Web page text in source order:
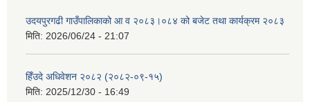
उदयपुरगढी गाउँपालिकाको आ व २०८३।०८४ को बजेट तथा कार्यक्रम २०८३
मिति: 2026/06/24 - 21:07
हिँउदे अधिवेशन २०८२ (२०८२-०९-१५)
मिति: 2025/12/30 - 16:49